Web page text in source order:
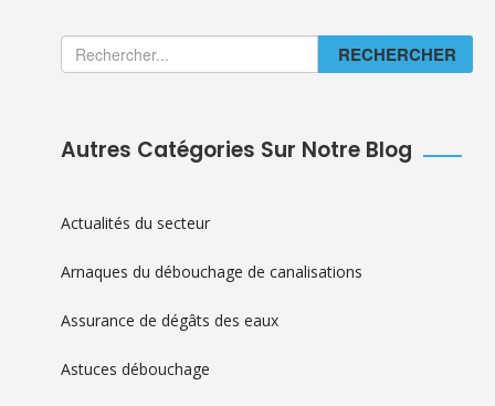
RECHERCHER
Autres Catégories Sur Notre Blog
Actualités du secteur
Arnaques du débouchage de canalisations
Assurance de dégâts des eaux
Astuces débouchage